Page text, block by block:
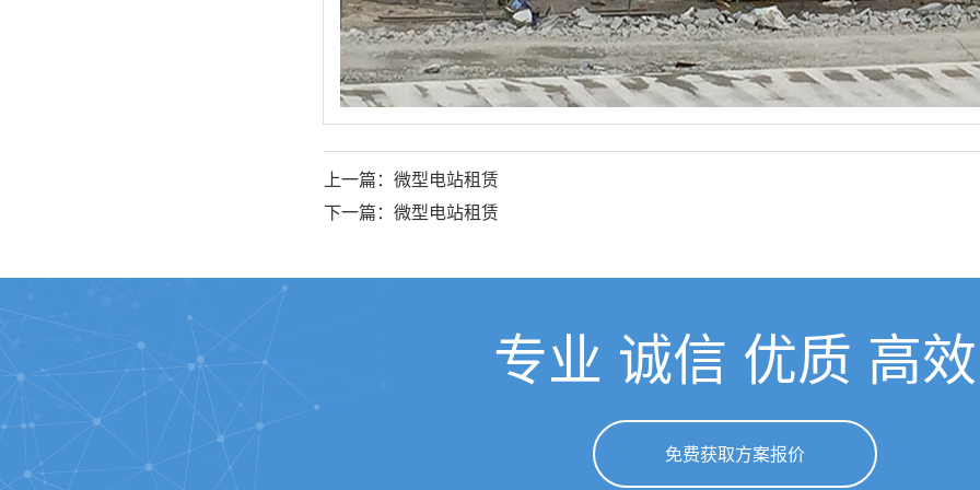
上一篇：微型电站租赁
下一篇：微型电站租赁
专业 诚信 优质 高效
免费获取方案报价